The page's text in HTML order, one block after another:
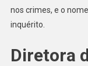
nos crimes, e o
inquérito.
Diretora